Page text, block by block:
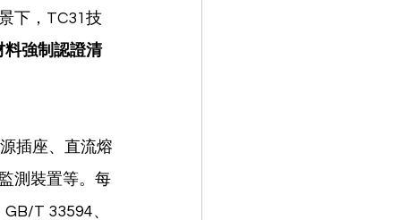
下，TC31技
料強制認證清
插座、直流熔
測裝置等。每
T 33594、